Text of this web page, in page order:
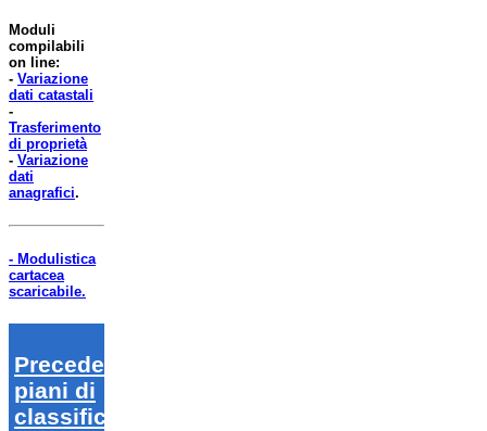
Moduli
compilabili
on line:
- Variazione
dati catastali
-
Trasferimento
di proprietà
- Variazione
dati
anagrafici.
- Modulistica
cartacea
scaricabile.
Precedenti
piani di
classifica